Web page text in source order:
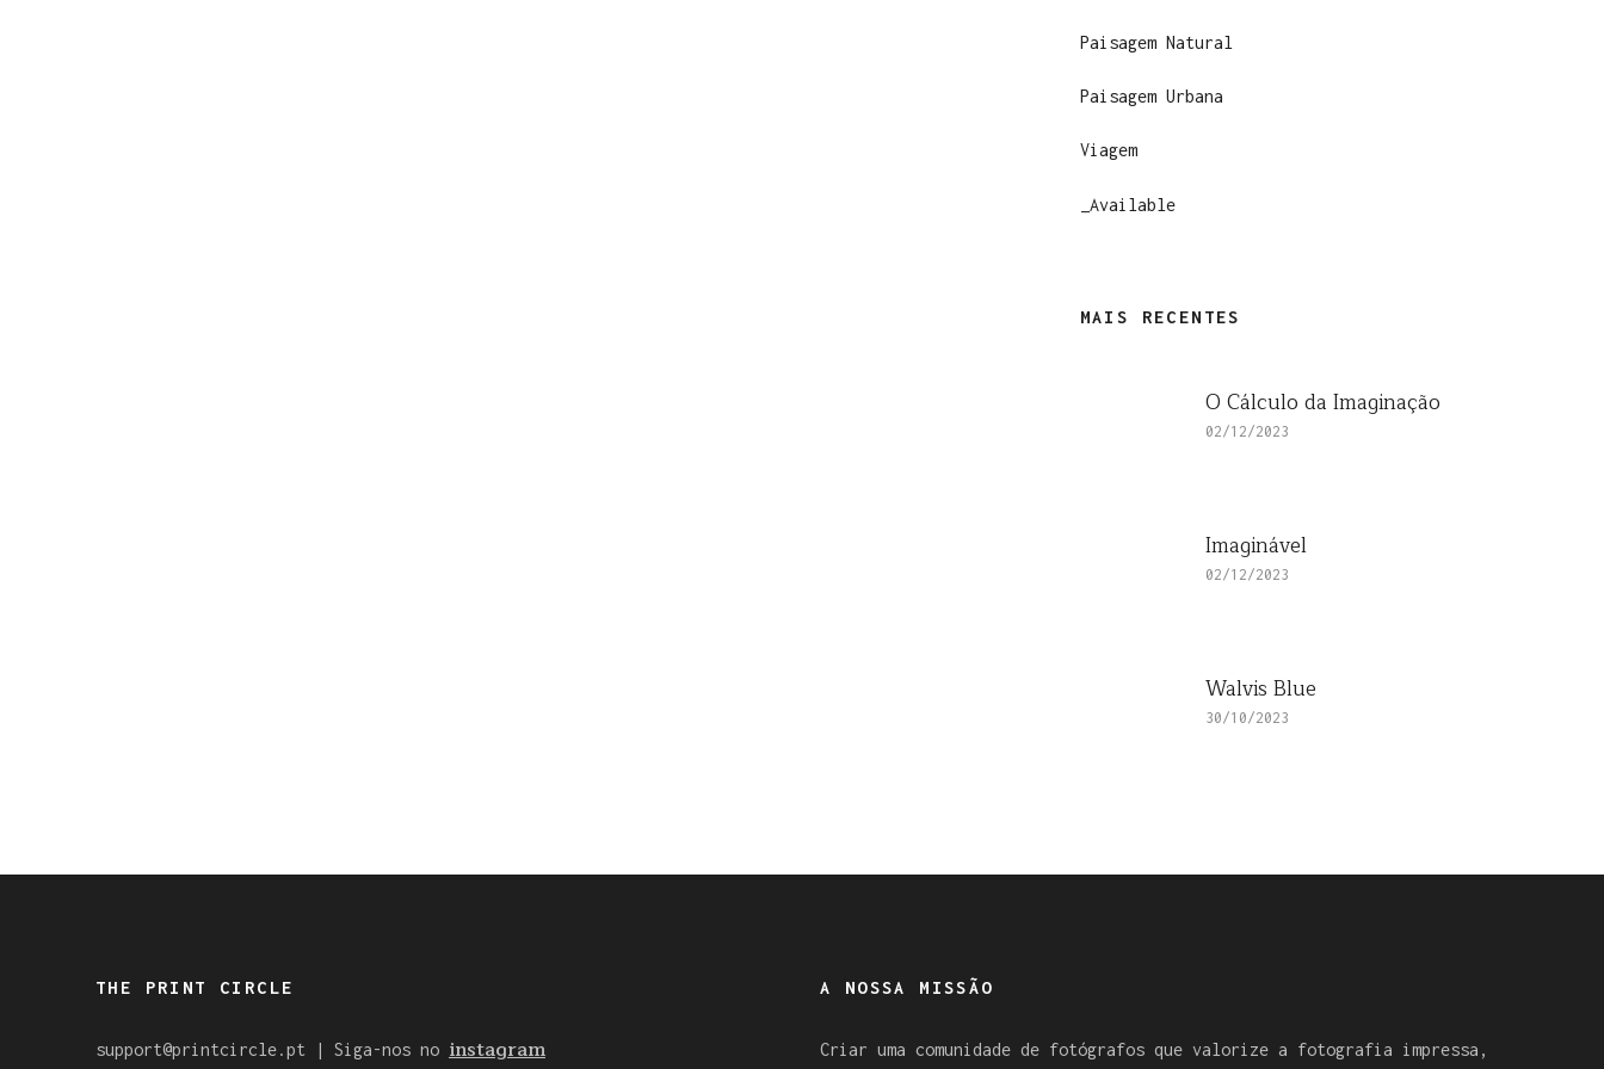
Paisagem Natural
Paisagem Urbana
Viagem
_Available
MAIS RECENTES
O Cálculo da Imaginação
02/12/2023
Imaginável
02/12/2023
Walvis Blue
30/10/2023
THE PRINT CIRCLE
support@printcircle.pt | Siga-nos no instagram
A NOSSA MISSÃO
Criar uma comunidade de fotógrafos que valorize a fotografia impressa,